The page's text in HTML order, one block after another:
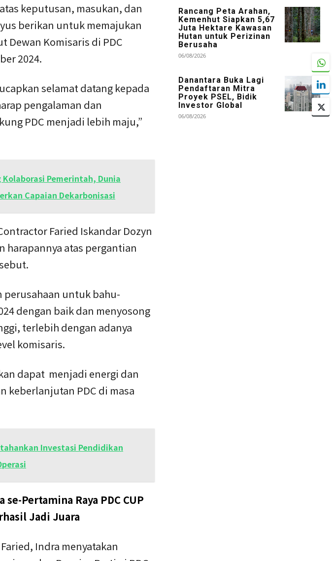
keputusan, masukan, dan
berikan untuk memajukan
Dewan Komisaris di PDC
2024.
selamat datang kepada
pengalaman dan
PDC menjadi lebih maju,”
Kolaborasi Pemerintah, Dunia
Capaian Dekarbonisasi
Faried Iskandar Dozyn
harapannya atas pergantian
perusahaan untuk bahu-
dengan baik dan menyosong
terlebih dengan adanya
komisaris.
dapat menjadi energi dan
keberlanjutan PDC di masa
Investasi Pendidikan
Pertamina Raya PDC CUP
Jadi Juara
Indra menyatakan
Rancang Peta Arahan,
Kemenhut Siapkan 5,67
Juta Hektare Kawasan
Hutan untuk Perizinan
Berusaha
06/08/2026
Danantara Buka Lagi
Pendaftaran Mitra
Proyek PSEL, Bidik
Investor Global
06/08/2026